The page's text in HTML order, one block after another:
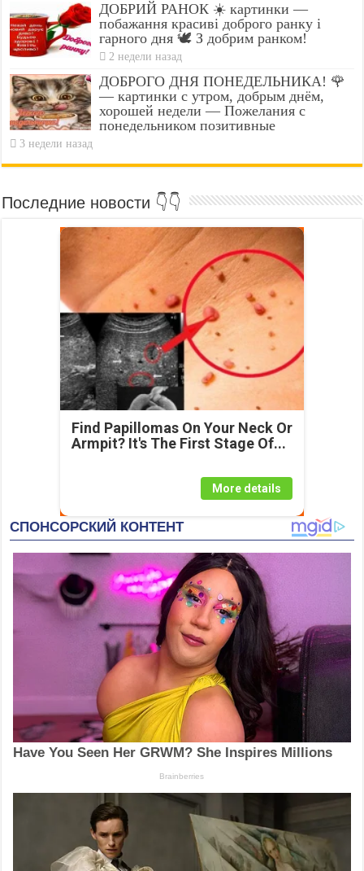
ДОБРИЙ РАНОК ☀️ картинки —
побажання красиві доброго ранку і
гарного дня 🕊️ З добрим ранком!
2 недели назад
ДОБРОГО ДНЯ ПОНЕДЕЛЬНИКА! 🌹
— картинки с утром, добрым днём,
хорошей недели — Пожелания с
понедельником позитивные
3 недели назад
Последние новости 👇👇
Find Papillomas On Your Neck Or
Armpit? It's The First Stage Of...
More details